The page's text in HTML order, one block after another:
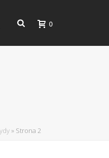
0
» Strona 2